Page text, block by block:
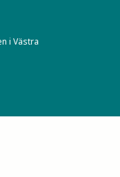
i Västra